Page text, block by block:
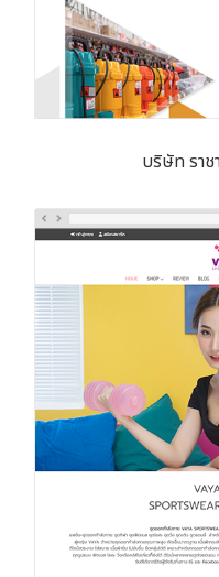
บริษัท ราช